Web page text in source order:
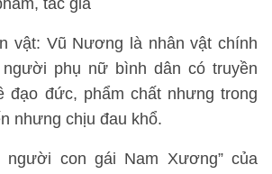
tác giả
vật: Vũ Nương là nhân vật chính
phụ nữ bình dân có truyền
đạo đức, phẩm chất nhưng trong
nhưng chịu đau khổ.
người con gái Nam Xương” của